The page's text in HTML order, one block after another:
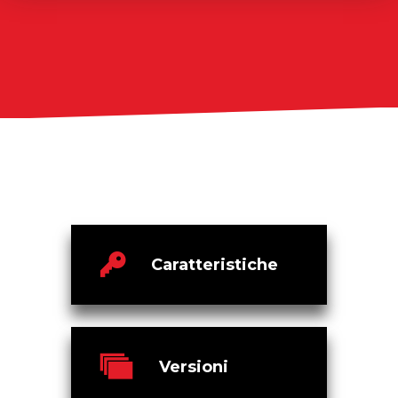
Caratteristiche
Versioni